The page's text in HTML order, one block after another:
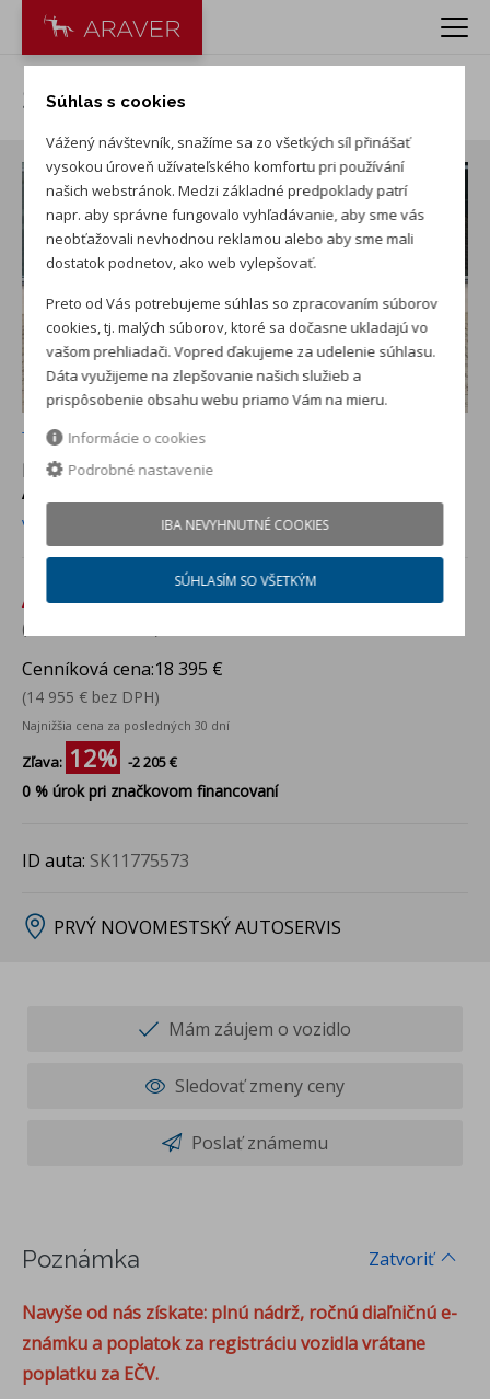
Škoda Fabia 1.0 MPI Extra
+ ďalších 14
NOVÉ AUTO NA SKLADE
AUTOSERVIS
Viac info
Akciová cena:16 190 €
(13 163 € bez DPH)
Cenníková cena:18 395 €
(14 955 € bez DPH)
Najnižšia cena za posledných 30 dní
Zľava: 12% -2 205 €
0 % úrok pri značkovom financovaní
ID auta: SK11775573
PRVÝ NOVOMESTSKÝ AUTOSERVIS
Mám záujem o vozidlo
Sledovať zmeny ceny
Poslať známemu
Zatvoriť
Poznámka
Navyše od nás získate: plnú nádrž, ročnú diaľničnú e-
známku a poplatok za registráciu vozidla vrátane
poplatku za EČV.
Súhlas s cookies
Vážený návštevník, snažíme sa zo všetkých síl přinášať
vysokou úroveň užívateľského komfortu pri používání
našich webstránok. Medzi základné predpoklady patrí
napr. aby správne fungovalo vyhľadávanie, aby sme vás
neobťažovali nevhodnou reklamou alebo aby sme mali
dostatok podnetov, ako web vylepšovať.
Preto od Vás potrebujeme súhlas so zpracovaním súborov
cookies, tj. malých súborov, ktoré sa dočasne ukladajú vo
vašom prehliadači. Vopred ďakujeme za udelenie súhlasu.
Dáta využijeme na zlepšovanie našich služieb a
prispôsobenie obsahu webu priamo Vám na mieru.
Informácie o cookies
Podrobné nastavenie
IBA NEVYHNUTNÉ COOKIES
SÚHLASÍM SO VŠETKÝM